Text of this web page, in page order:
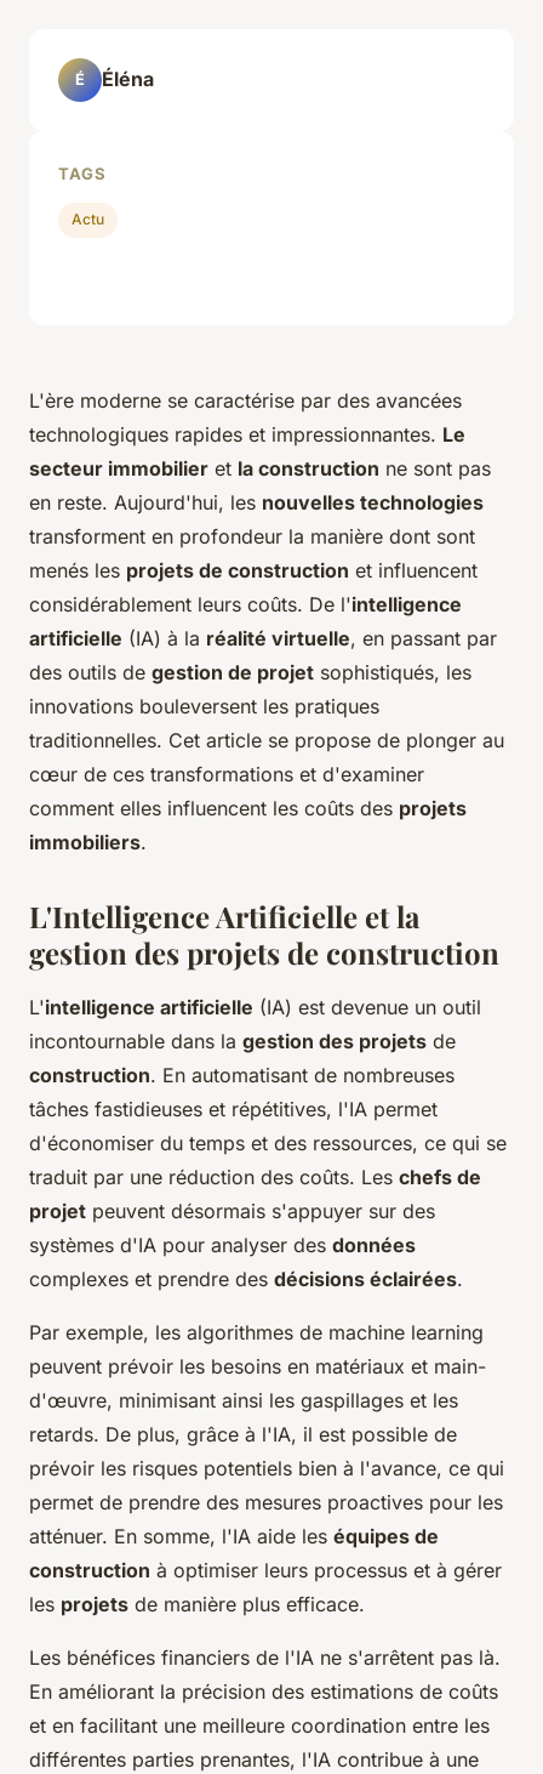
L'ère moderne se caractérise par des avancées
technologiques rapides et impressionnantes. Le
secteur immobilier et la construction ne sont pas
en reste. Aujourd'hui, les nouvelles technologies
transforment en profondeur la manière dont sont
menés les projets de construction et influencent
considérablement leurs coûts. De l'intelligence
artificielle (IA) à la réalité virtuelle, en passant par
des outils de gestion de projet sophistiqués, les
innovations bouleversent les pratiques
traditionnelles. Cet article se propose de plonger au
cœur de ces transformations et d'examiner
comment elles influencent les coûts des projets
immobiliers.
L'Intelligence Artificielle et la
gestion des projets de construction
L'intelligence artificielle (IA) est devenue un outil
incontournable dans la gestion des projets de
construction. En automa­tisant de nombreuses
tâches fastidieuses et répétitives, l'IA permet
d'économiser du temps et des ressources, ce qui se
traduit par une réduction des coûts. Les chefs de
projet peuvent désormais s'appuyer sur des
systèmes d'IA pour analyser des données
complexes et prendre des décisions éclairées.
Par exemple, les algorithmes de machine learning
peuvent prévoir les besoins en matériaux et main-
d'œuvre, minimisant ainsi les gaspillages et les
retards. De plus, grâce à l'IA, il est possible de
prévoir les risques potentiels bien à l'avance, ce qui
permet de prendre des mesures proactives pour les
atténuer. En somme, l'IA aide les équipes de
construction à optimiser leurs processus et à gérer
les projets de manière plus efficace.
Les bénéfices financiers de l'IA ne s'arrêtent pas là.
En améliorant la précision des estimations de coûts
et en facilitant une meilleure coordination entre les
différentes parties prenantes, l'IA contribue à une
É Éléna
TAGS
Actu